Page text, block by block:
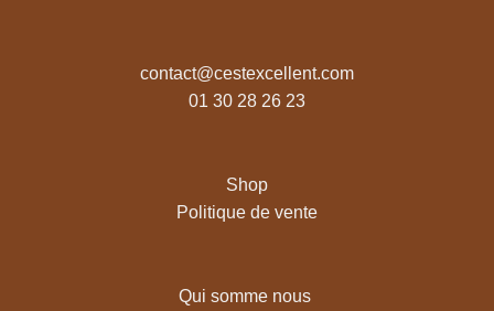
contact@cestexcellent.com
01 30 28 26 23
Shop
Politique de vente
Qui somme nous